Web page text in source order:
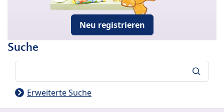
Neu registrieren
Suche
Erweiterte Suche